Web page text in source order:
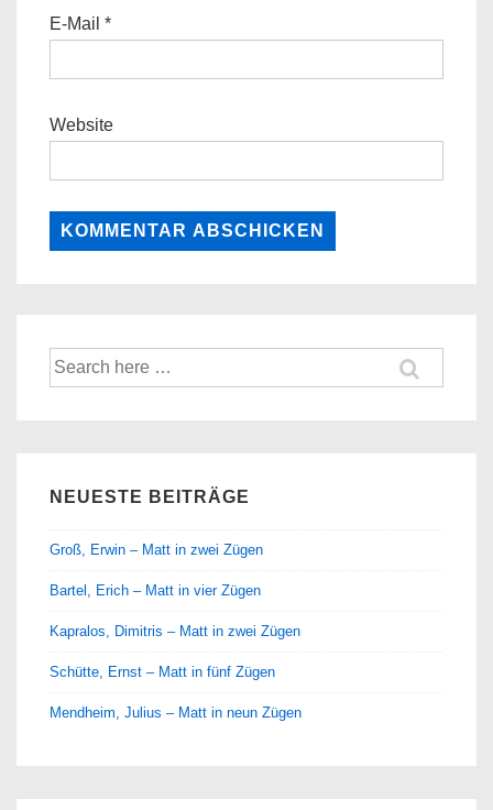
E-Mail *
Website
Suche
nach:
NEUESTE BEITRÄGE
Groß, Erwin – Matt in zwei Zügen
Bartel, Erich – Matt in vier Zügen
Kapralos, Dimitris – Matt in zwei Zügen
Schütte, Ernst – Matt in fünf Zügen
Mendheim, Julius – Matt in neun Zügen